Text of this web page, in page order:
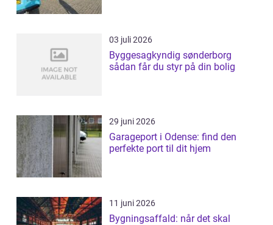
03 juli 2026
Byggesagkyndig sønderborg
sådan får du styr på din bolig
29 juni 2026
Garageport i Odense: find den
perfekte port til dit hjem
11 juni 2026
Bygningsaffald: når det skal